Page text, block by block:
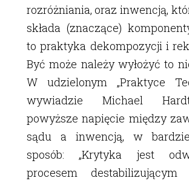
rozróżniania, oraz inwencją,
składa (znaczące)
to praktyka dekompozycji i
Być może należy wyłożyć to
W udzielonym „Praktyce
wywiadzie Michael
powyższe napięcie między
sądu a inwencją, w
sposób: „Krytyka jest
procesem